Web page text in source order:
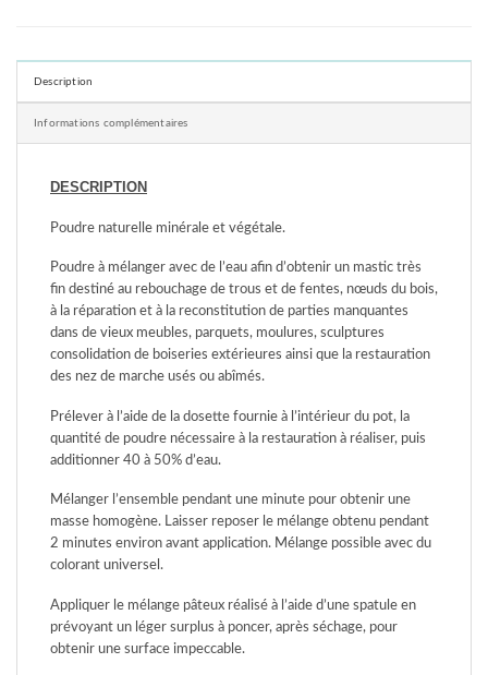
Description
Informations complémentaires
DESCRIPTION
Poudre naturelle minérale et végétale.
Poudre à mélanger avec de l’eau afin d’obtenir un mastic très
fin destiné au rebouchage de trous et de fentes, nœuds du bois,
à la réparation et à la reconstitution de parties manquantes
dans de vieux meubles, parquets, moulures, sculptures
consolidation de boiseries extérieures ainsi que la restauration
des nez de marche usés ou abîmés.
Prélever à l’aide de la dosette fournie à l’intérieur du pot, la
quantité de poudre nécessaire à la restauration à réaliser, puis
additionner 40 à 50% d’eau.
Mélanger l’ensemble pendant une minute pour obtenir une
masse homogène. Laisser reposer le mélange obtenu pendant
2 minutes environ avant application. Mélange possible avec du
colorant universel.
Appliquer le mélange pâteux réalisé à l’aide d’une spatule en
prévoyant un léger surplus à poncer, après séchage, pour
obtenir une surface impeccable.